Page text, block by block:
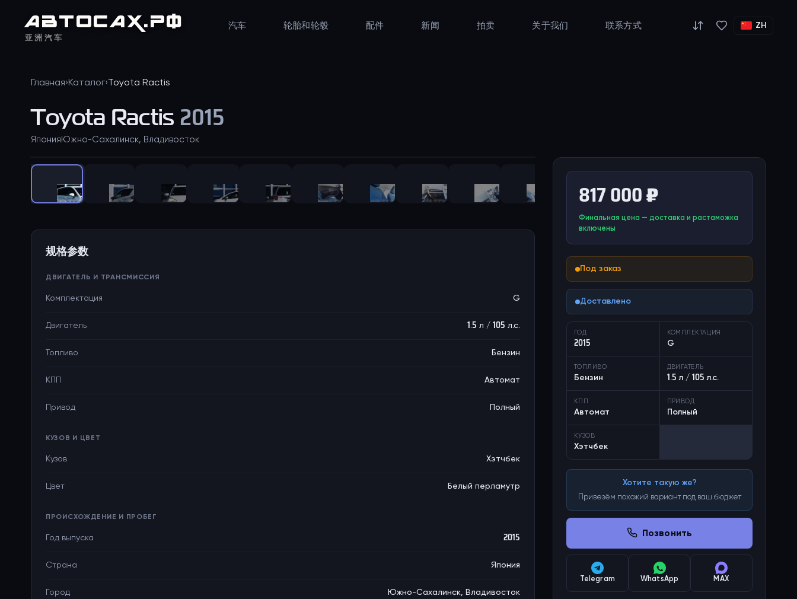
АВТОСАХ.РФ
亚洲汽车
汽车 轮胎和轮毂 配件 新闻 拍卖 关于我们 联系方式 ZH
Главная›Каталог› Toyota Ractis
Toyota Ractis 2015
Япония Южно-Сахалинск, Владивосток
817 000 ₽
Финальная цена — доставка и растаможка
включены
Под заказ
Доставлено
ГОД
2015
КОМПЛЕКТАЦИЯ
G
ТОПЛИВО
Бензин
ДВИГАТЕЛЬ
1.5 л / 105 л.с.
КПП
Автомат
ПРИВОД
Полный
КУЗОВ
Хэтчбек
Хотите такую же?
Привезём похожий вариант под ваш бюджет
Позвонить
Telegram WhatsApp MAX
规格参数
ДВИГАТЕЛЬ И ТРАНСМИССИЯ
Комплектация G
Двигатель 1.5 л / 105 л.с.
Топливо Бензин
КПП Автомат
Привод Полный
КУЗОВ И ЦВЕТ
Кузов Хэтчбек
Цвет Белый перламутр
ПРОИСХОЖДЕНИЕ И ПРОБЕГ
Год выпуска 2015
Страна Япония
Город Южно-Сахалинск, Владивосток